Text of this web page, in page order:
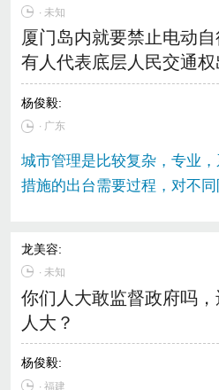
∙ 未知
厦门岛内就要禁止电动
有人代表底层人民交通
杨俊毅:
∙ 广东
城市管理是比较复杂，专业
措施的出台需要过程，对不同
龙美容:
∙ 未知
你们人大敢监督政府吗
人大？
杨俊毅:
∙ 福建